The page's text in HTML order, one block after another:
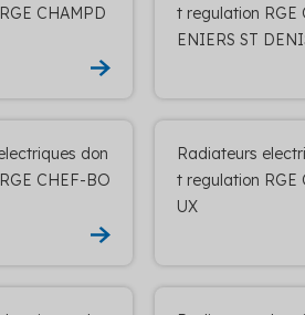
CHAMPD
t regulation RGE
ENIERS ST
don
CHEF-BO
Radiateurs
t regulation RGE
UX